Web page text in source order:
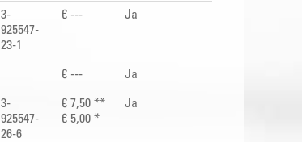
3-
925547-
23-1
€ --- Ja
€ --- Ja
3-
925547-
26-6
€ 7,50 **
€ 5,00 *
Ja